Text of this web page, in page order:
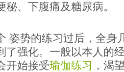
秘、下腹痛及糖尿病。
姿势的练习过后，全身
了强化。一般以本人的
开始接受瑜伽练习 ，渴